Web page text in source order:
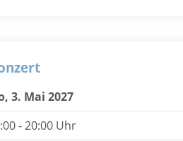
3. Mai 2027
- 20:00 Uhr